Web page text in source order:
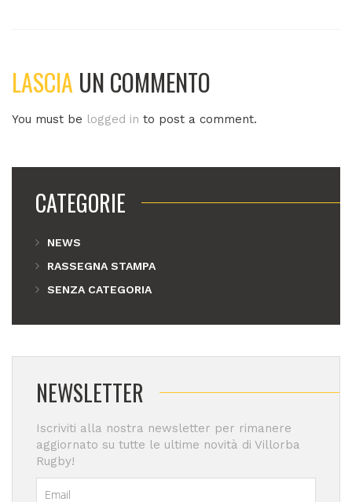
LASCIA UN COMMENTO
You must be logged in to post a comment.
CATEGORIE
NEWS
RASSEGNA STAMPA
SENZA CATEGORIA
NEWSLETTER
Iscriviti alla nostra newsletter per rimanere
aggiornato su tutte le ultime novità di Villorba
Rugby!